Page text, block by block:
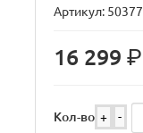
Артикул: 50377
16 299р.
Кол-во + -